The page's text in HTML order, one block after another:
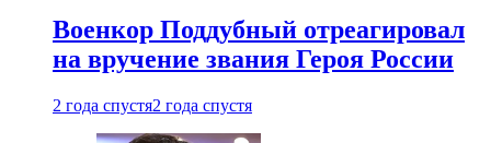
Военкор Поддубный отреагировал
на вручение звания Героя России
2 года спустя2 года спустя